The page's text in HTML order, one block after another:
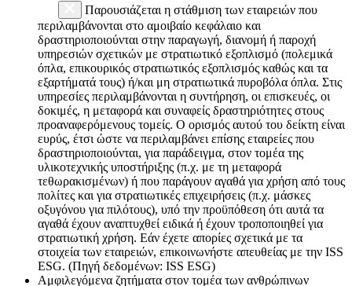
Παρουσιάζεται η στάθμιση των εταιρειών που
περιλαμβάνονται στο αμοιβαίο κεφάλαιο και
δραστηριοποιούνται στην παραγωγή, διανομή ή παροχή
υπηρεσιών σχετικών με στρατιωτικό εξοπλισμό (πολεμικά
όπλα, επικουρικός στρατιωτικός εξοπλισμός καθώς και τα
εξαρτήματά τους) ή/και μη στρατιωτικά πυροβόλα όπλα. Στις
υπηρεσίες περιλαμβάνονται η συντήρηση, οι επισκευές, οι
δοκιμές, η μεταφορά και συναφείς δραστηριότητες στους
προαναφερόμενους τομείς. Ο ορισμός αυτού του δείκτη είναι
ευρύς, έτσι ώστε να περιλαμβάνει επίσης εταιρείες που
δραστηριοποιούνται, για παράδειγμα, στον τομέα της
υλικοτεχνικής υποστήριξης (π.χ. με τη μεταφορά
τεθωρακισμένων) ή που παράγουν αγαθά για χρήση από τους
πολίτες και για στρατιωτικές επιχειρήσεις (π.χ. μάσκες
οξυγόνου για πιλότους), υπό την προϋπόθεση ότι αυτά τα
αγαθά έχουν αναπτυχθεί ειδικά ή έχουν τροποποιηθεί για
στρατιωτική χρήση. Εάν έχετε απορίες σχετικά με τα
στοιχεία των εταιρειών, επικοινωνήστε απευθείας με την ISS
ESG. (Πηγή δεδομένων: ISS ESG)
Αμφιλεγόμενα ζητήματα στον τομέα των ανθρώπινων